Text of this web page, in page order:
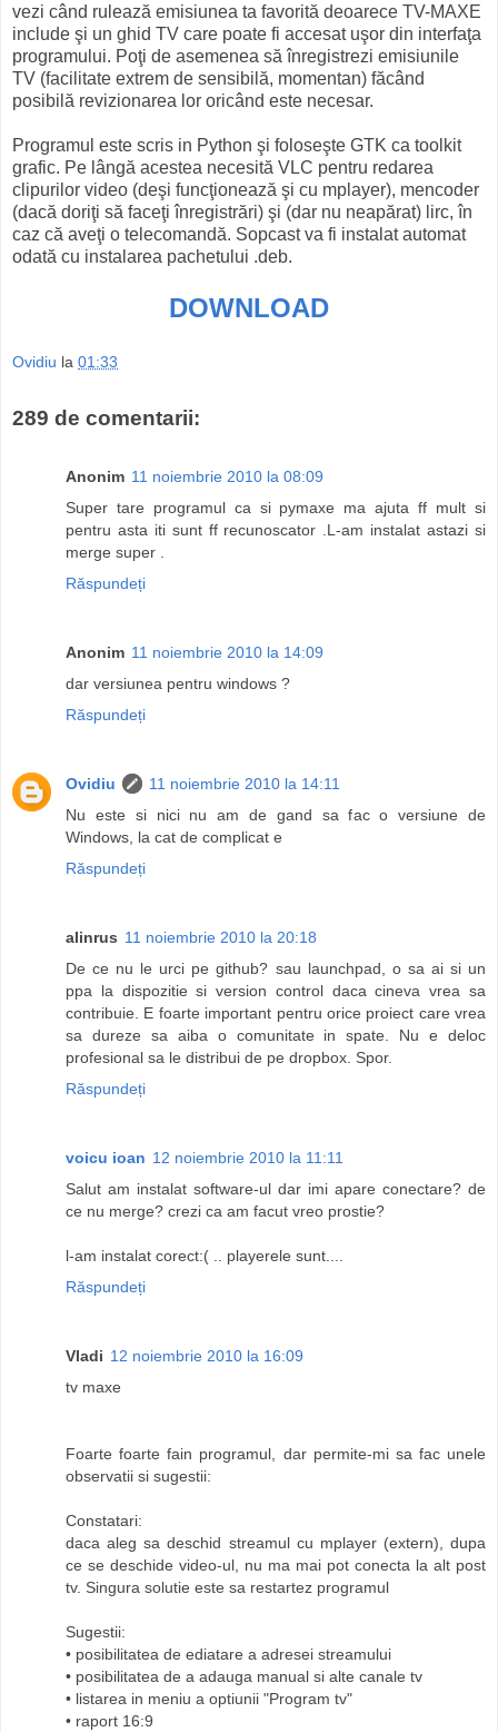
vezi când rulează emisiunea ta favorită deoarece TV-MAXE
include şi un ghid TV care poate fi accesat uşor din interfaţa
programului. Poţi de asemenea să înregistrezi emisiunile
TV (facilitate extrem de sensibilă, momentan) făcând
posibilă revizionarea lor oricând este necesar.
Programul este scris in Python şi foloseşte GTK ca toolkit
grafic. Pe lângă acestea necesită VLC pentru redarea
clipurilor video (deşi funcţionează şi cu mplayer), mencoder
(dacă doriţi să faceţi înregistrări) şi (dar nu neapărat) lirc, în
caz că aveţi o telecomandă. Sopcast va fi instalat automat
odată cu instalarea pachetului .deb.
DOWNLOAD
Ovidiu la 01:33
289 de comentarii:
Anonim 11 noiembrie 2010 la 08:09
Super tare programul ca si pymaxe ma ajuta ff mult si
pentru asta iti sunt ff recunoscator .L-am instalat astazi si
merge super .
Răspundeți
Anonim 11 noiembrie 2010 la 14:09
dar versiunea pentru windows ?
Răspundeți
Ovidiu
11 noiembrie 2010 la 14:11
Nu este si nici nu am de gand sa fac o versiune de
Windows, la cat de complicat e
Răspundeți
alinrus 11 noiembrie 2010 la 20:18
De ce nu le urci pe github? sau launchpad, o sa ai si un
ppa la dispozitie si version control daca cineva vrea sa
contribuie. E foarte important pentru orice proiect care vrea
sa dureze sa aiba o comunitate in spate. Nu e deloc
profesional sa le distribui de pe dropbox. Spor.
Răspundeți
voicu ioan 12 noiembrie 2010 la 11:11
Salut am instalat software-ul dar imi apare conectare? de
ce nu merge? crezi ca am facut vreo prostie?
l-am instalat corect:( .. playerele sunt....
Răspundeți
Vladi 12 noiembrie 2010 la 16:09
tv maxe
Foarte foarte fain programul, dar permite-mi sa fac unele
observatii si sugestii:
Constatari:
daca aleg sa deschid streamul cu mplayer (extern), dupa
ce se deschide video-ul, nu ma mai pot conecta la alt post
tv. Singura solutie este sa restartez programul
Sugestii:
• posibilitatea de ediatare a adresei streamului
• posibilitatea de a adauga manual si alte canale tv
• listarea in meniu a optiunii "Program tv"
• raport 16:9